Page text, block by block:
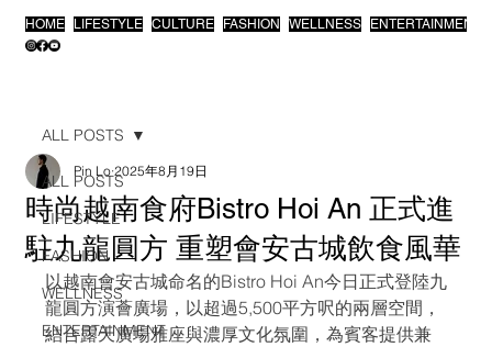
HOME LIFESTYLE CULTURE FASHION WELLNESS ENTERTAINMENT
ALL POSTS
LIFESTYLE
FASHION
WELLNESS
ENTERTAINMENT
ALL POSTS
時尚越南食府Bistro Hoi An 正式進
駐九龍圓方 重塑會安古城飲食風華
Pin Lo 2025年8月19日
以越南會安古城命名的Bistro Hoi An今日正式登陸九
龍圓方演薈廣場，以超過5,500平方呎的兩層空間，
結合露天廣場雅座與濃厚文化氛圍，為賓客提供兼